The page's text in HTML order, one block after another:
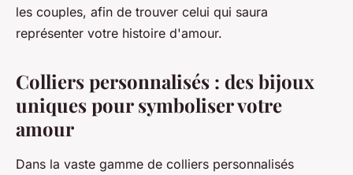
les couples, afin de trouver celui qui saura
représenter votre histoire d'amour.
Colliers personnalisés : des bijoux
uniques pour symboliser votre
amour
Dans la vaste gamme de colliers personnalisés